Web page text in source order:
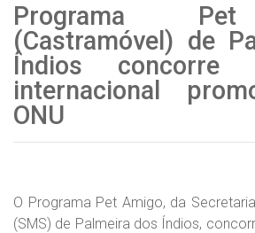
Programa
(Castramóvel) de
Índios concorre
internacional
ONU
O Programa Pet Amigo, da
(SMS) de Palmeira dos Índios,